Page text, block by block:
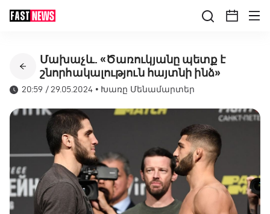
Մախաչև. «Ծառուկյանը պետք է
շնորհակալություն հայտնի ինձ»
20:59 / 29.05.2024 • Խառը Մենամարտեր